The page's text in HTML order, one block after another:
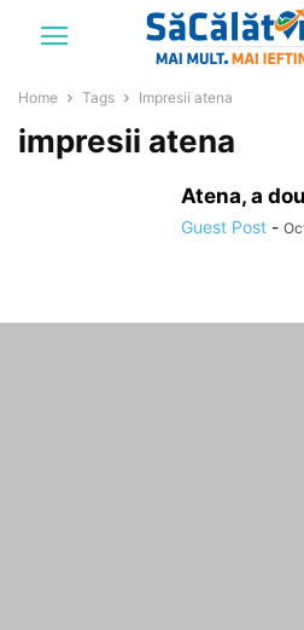
Home Tags Impresii atena
impresii atena
Atena, a
Guest Post -